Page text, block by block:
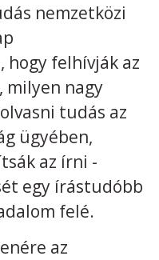
Technikai információk
nemzetközi
hogy felhívják az
milyen nagy
tudás az
ügyében,
az írni -
egy írástudóbb
felé.
az